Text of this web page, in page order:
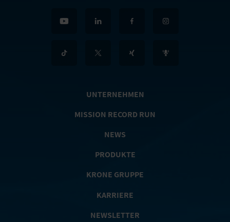
UNTERNEHMEN
MISSION RECORD RUN
NEWS
PRODUKTE
KRONE GRUPPE
KARRIERE
NEWSLETTER